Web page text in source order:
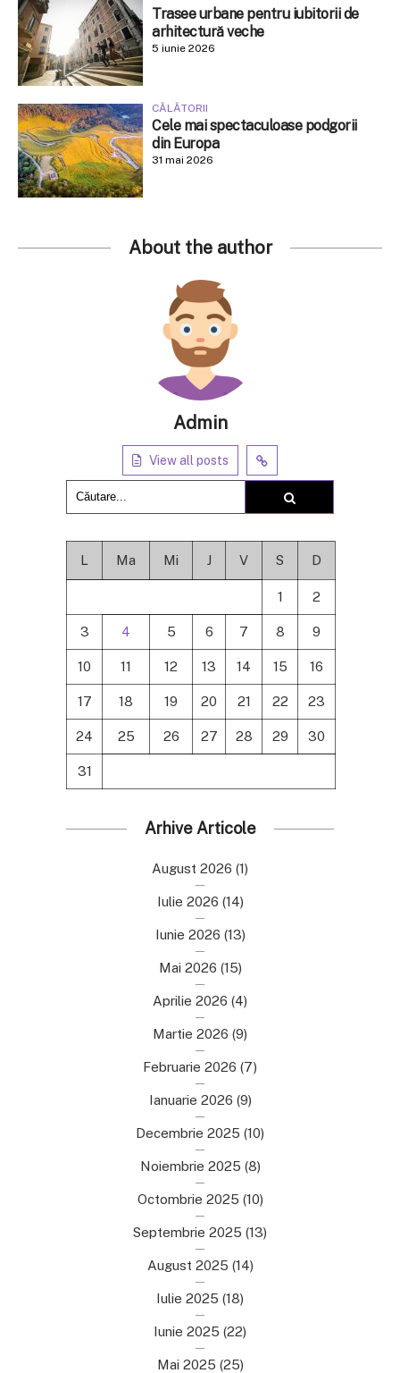
Trasee urbane pentru iubitorii de
arhitectură veche
5 iunie 2026
CĂLĂTORII
Cele mai spectaculoase podgorii
din Europa
31 mai 2026
About the author
Admin
View all posts
L Ma Mi J V S D
1 2
3 4 5 6 7 8 9
10 11 12 13 14 15 16
17 18 19 20 21 22 23
24 25 26 27 28 29 30
31
Arhive Articole
August 2026 (1)
Iulie 2026 (14)
Iunie 2026 (13)
Mai 2026 (15)
Aprilie 2026 (4)
Martie 2026 (9)
Februarie 2026 (7)
Ianuarie 2026 (9)
Decembrie 2025 (10)
Noiembrie 2025 (8)
Octombrie 2025 (10)
Septembrie 2025 (13)
August 2025 (14)
Iulie 2025 (18)
Iunie 2025 (22)
Mai 2025 (25)